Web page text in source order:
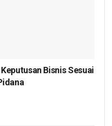
Bisnis Sesuai